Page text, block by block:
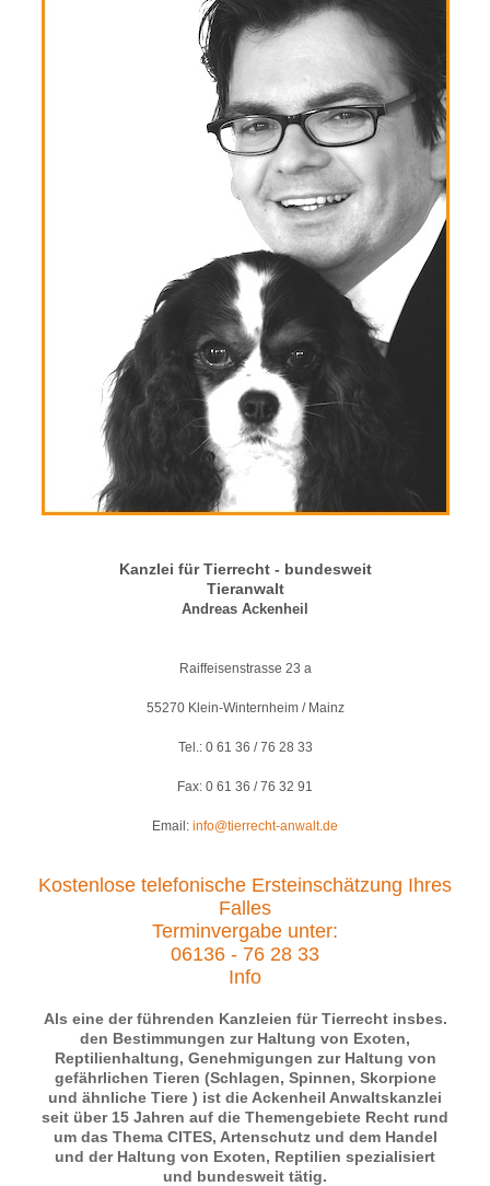
Kanzlei für Tierrecht - bundesweit
Tieranwalt
Andreas Ackenheil
Raiffeisenstrasse 23 a
55270 Klein-Winternheim / Mainz
Tel.: 0 61 36 / 76 28 33
Fax: 0 61 36 / 76 32 91
Email: info@tierrecht-anwalt.de
Kostenlose telefonische Ersteinschätzung Ihres
Falles
Terminvergabe unter:
06136 - 76 28 33
Info
Als eine der führenden Kanzleien für Tierrecht insbes.
den Bestimmungen zur Haltung von Exoten,
Reptilienhaltung, Genehmigungen zur Haltung von
gefährlichen Tieren (Schlagen, Spinnen, Skorpione
und ähnliche Tiere ) ist die Ackenheil Anwaltskanzlei
seit über 15 Jahren auf die Themengebiete Recht rund
um das Thema CITES, Artenschutz und dem Handel
und der Haltung von Exoten, Reptilien spezialisiert
und bundesweit tätig.